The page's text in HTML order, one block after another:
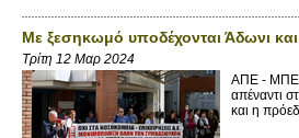
Με ξεσηκωμό υποδέχονται Άδωνι
Τρίτη 12 Μαρ 2024
ΑΠΕ - ΜΠΕ
απέναντι
και η